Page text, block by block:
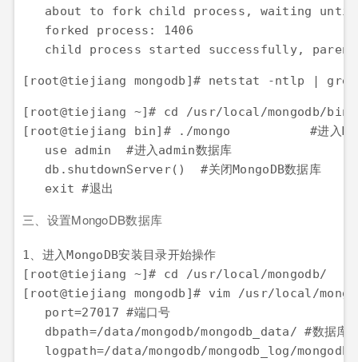
about to fork child process, waiting
   forked process: 1406
child process started successfully,
[root@tiejiang ~]# cd /usr/local/mongodb/bin/
[root@tiejiang bin]# ./mongo		#进入MongoDB数据库控制台
   use admin  #进入admin数据库
   db.shutdownServer()  #关闭MongoDB数据库
   exit #退出
三、设置MongoDB数据库
1、进入MongoDB安装目录开始操作
[root@tiejiang ~]# cd /usr/local/mongodb/
[root@tiejiang mongodb]# vim /usr/local/
   port=27017 #端口号
dbpath=/data/mongodb/mongodb_data/ #数据库
logpath=/data/mongodb/mongodb_log/